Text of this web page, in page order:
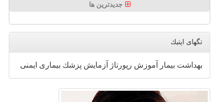
جدیدترین ها
تگهای اپتیك
بهداشت بیمار آموزش رپورتاژ آزمایش پزشك بیماری ایمنی